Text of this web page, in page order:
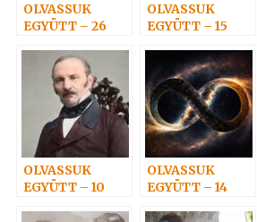
OLVASSUK
EGYÜTT – 26
OLVASSUK
EGYÜTT – 15
OLVASSUK
EGYÜTT – 10
OLVASSUK
EGYÜTT – 14